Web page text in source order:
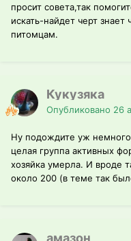
просит совета,так
искать-найдет черт
питомцам.
Кукузяка
Опубликовано 26
Ну подождите уж
целая группа активных
хозяйка умерла. И вроде
около 200 (в теме так